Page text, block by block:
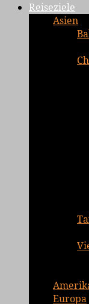
Reiseziele
Asien
Europa